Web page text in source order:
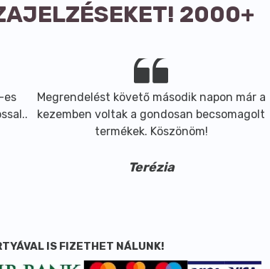
2000+
es
Megrendelést követő második napon már a
kezemben voltak a gondosan becsomagolt
termékek. Köszönöm!
Terézia
IS FIZETHET NÁLUNK!